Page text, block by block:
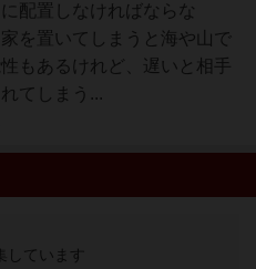
配置しなければならな
を置いてしまうと海や山で
もあるけれど、遅いと相手
てしまう...
しています